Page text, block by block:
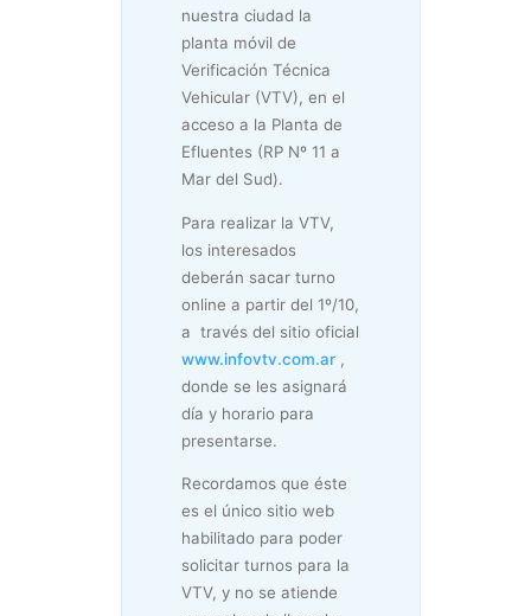
nuestra ciudad la
planta móvil de
Verificación Técnica
Vehicular (VTV), en el
acceso a la Planta de
Efluentes (RP Nº 11 a
Mar del Sud).
Para realizar la VTV,
los interesados
deberán sacar turno
online a partir del 1º/10,
a través del sitio oficial
www.infovtv.com.ar,
donde se les asignará
día y horario para
presentarse.
Recordamos que éste
es el único sitio web
habilitado para poder
solicitar turnos para la
VTV, y no se atiende